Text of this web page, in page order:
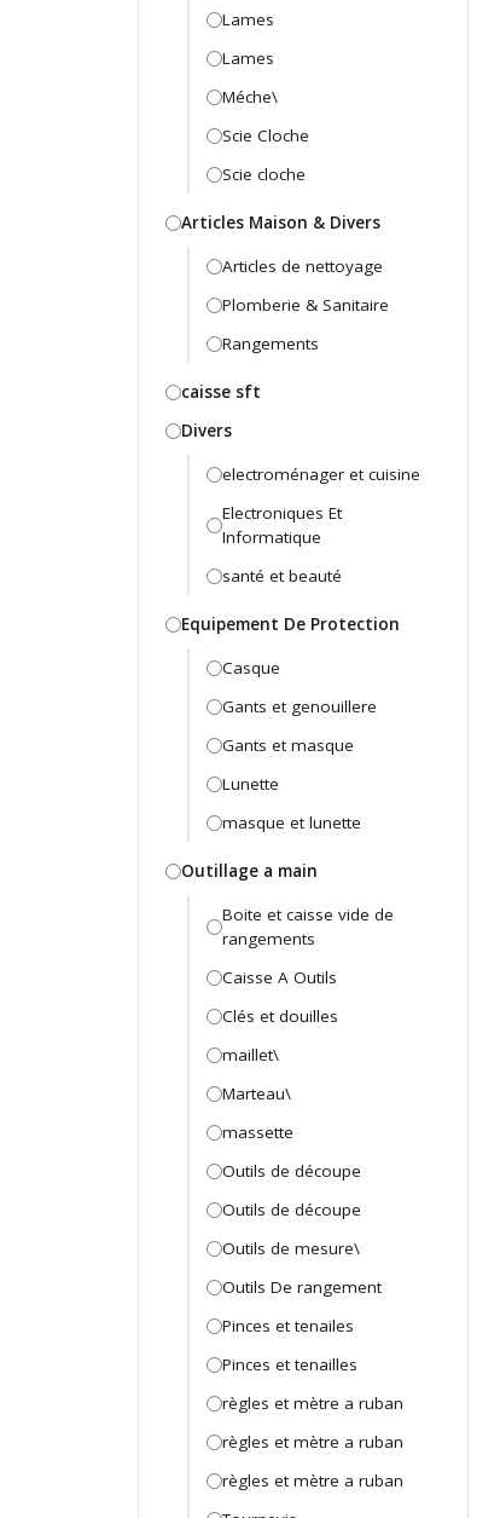
Lames
Lames
Méche\
Scie Cloche
Scie cloche
Articles Maison & Divers
Articles de nettoyage
Plomberie & Sanitaire
Rangements
caisse sft
Divers
electroménager et cuisine
Electroniques Et
Informatique
santé et beauté
Equipement De Protection
Casque
Gants et genouillere
Gants et masque
Lunette
masque et lunette
Outillage a main
Boite et caisse vide de
rangements
Caisse A Outils
Clés et douilles
maillet\
Marteau\
massette
Outils de découpe
Outils de découpe
Outils de mesure\
Outils De rangement
Pinces et tenailes
Pinces et tenailles
règles et mètre a ruban
règles et mètre a ruban
règles et mètre a ruban